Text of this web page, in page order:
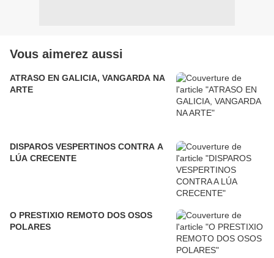
Vous aimerez aussi
ATRASO EN GALICIA, VANGARDA NA
ARTE
DISPAROS VESPERTINOS CONTRA A
LÚA CRECENTE
O PRESTIXIO REMOTO DOS OSOS
POLARES